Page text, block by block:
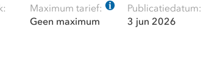
Maximum tarief:
Geen maximum
Publicatiedatum:
3 jun 2026